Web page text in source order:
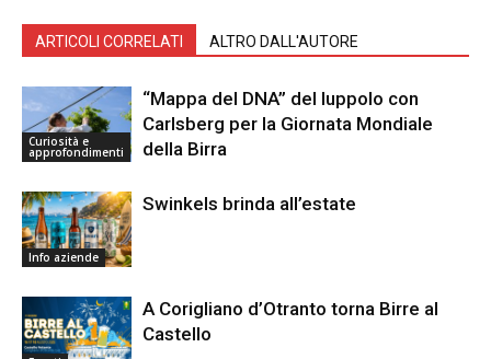
ARTICOLI CORRELATI ALTRO DALL'AUTORE
Curiosità e
approfondimenti
“Mappa del DNA” del luppolo con
Carlsberg per la Giornata Mondiale
della Birra
Info aziende
Swinkels brinda all’estate
A Corigliano d’Otranto torna Birre al
Castello